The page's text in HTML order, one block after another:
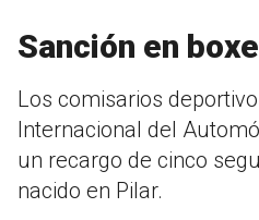
Sanción en
Los comisarios
Internacional del
un recargo de cinco
nacido en Pilar.